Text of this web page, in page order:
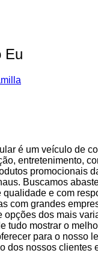
Eu
é um veículo de
entretenimento,
promocionais
Buscamos
qualidade e com
com grandes
opções dos mais
tudo mostrar o
para o nosso
dos nossos clientes